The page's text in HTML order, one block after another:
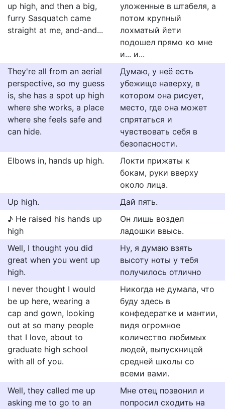
up high, and then a big,
furry Sasquatch came
straight at me, and-and...
уложенные в штабеля, а
потом крупный
лохматый йети
подошел прямо ко мне
и... и...
They're all from an aerial
perspective, so my guess
is, she has a spot up high
where she works, a place
where she feels safe and
can hide.
Думаю, у неё есть
убежище наверху, в
котором она рисует,
место, где она может
спрятаться и
чувствовать себя в
безопасности.
Elbows in, hands up high.
Локти прижаты к
бокам, руки вверху
около лица.
Up high.
Дай пять.
♪ He raised his hands up
high
Он лишь воздел
ладошки ввысь.
Well, I thought you did
great when you went up
high.
Ну, я думаю взять
высоту ноты у тебя
получилось отлично
I never thought I would
be up here, wearing a
cap and gown, looking
out at so many people
that I love, about to
graduate high school
with all of you.
Никогда не думала, что
буду здесь в
конфедератке и мантии,
видя огромное
количество любимых
людей, выпускницей
средней школы со
всеми вами.
Well, they called me up
asking me to go to an
Мне отец позвонил и
попросил сходить на